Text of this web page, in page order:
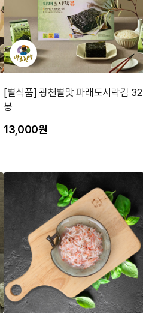
[별식품] 광천별맛 파래도시락김 32
봉
13,000원